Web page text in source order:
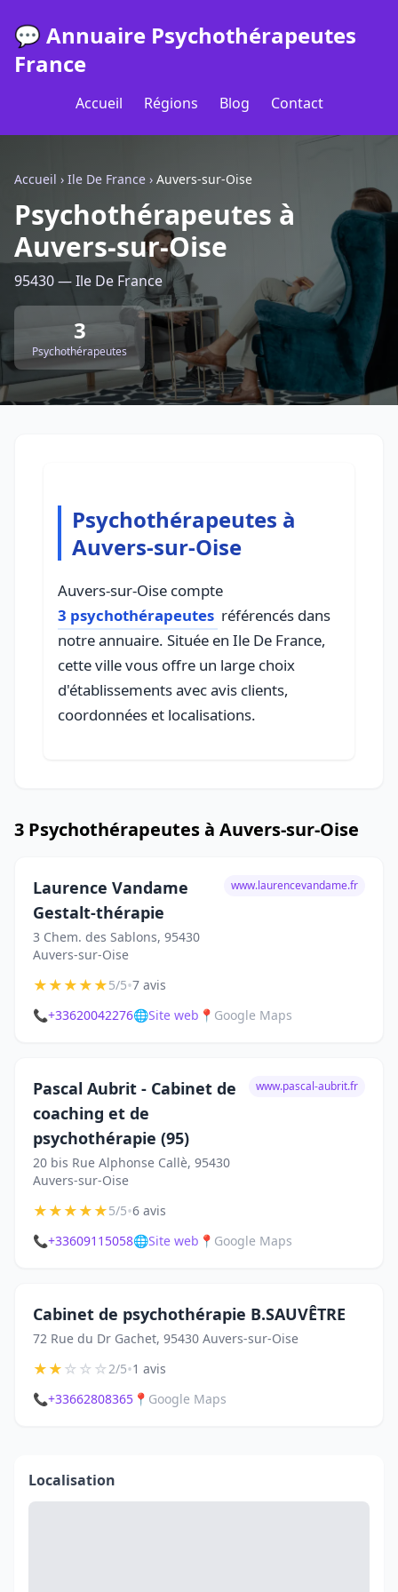
💬 Annuaire Psychothérapeutes
France
Accueil Régions Blog Contact
Accueil › Ile De France › Auvers-sur-Oise
Psychothérapeutes à
Auvers-sur-Oise
95430 — Ile De France
3
Psychothérapeutes
Psychothérapeutes à
Auvers-sur-Oise
Auvers-sur-Oise compte
3 psychothérapeutes référencés dans
notre annuaire. Située en Ile De France,
cette ville vous offre un large choix
d'établissements avec avis clients,
coordonnées et localisations.
3 Psychothérapeutes à Auvers-sur-Oise
Laurence Vandame
Gestalt-thérapie
3 Chem. des Sablons, 95430
Auvers-sur-Oise
www.laurencevandame.fr
★★★★★5/5•7 avis
📞+33620042276🌐Site web 📍 Google Maps
Pascal Aubrit - Cabinet de
coaching et de
psychothérapie (95)
20 bis Rue Alphonse Callè, 95430
Auvers-sur-Oise
www.pascal-aubrit.fr
★★★★★5/5•6 avis
📞+33609115058🌐Site web 📍 Google Maps
Cabinet de psychothérapie B.SAUVÊTRE
72 Rue du Dr Gachet, 95430 Auvers-sur-Oise
★★☆☆☆2/5•1 avis
📞+33662808365 📍 Google Maps
Localisation